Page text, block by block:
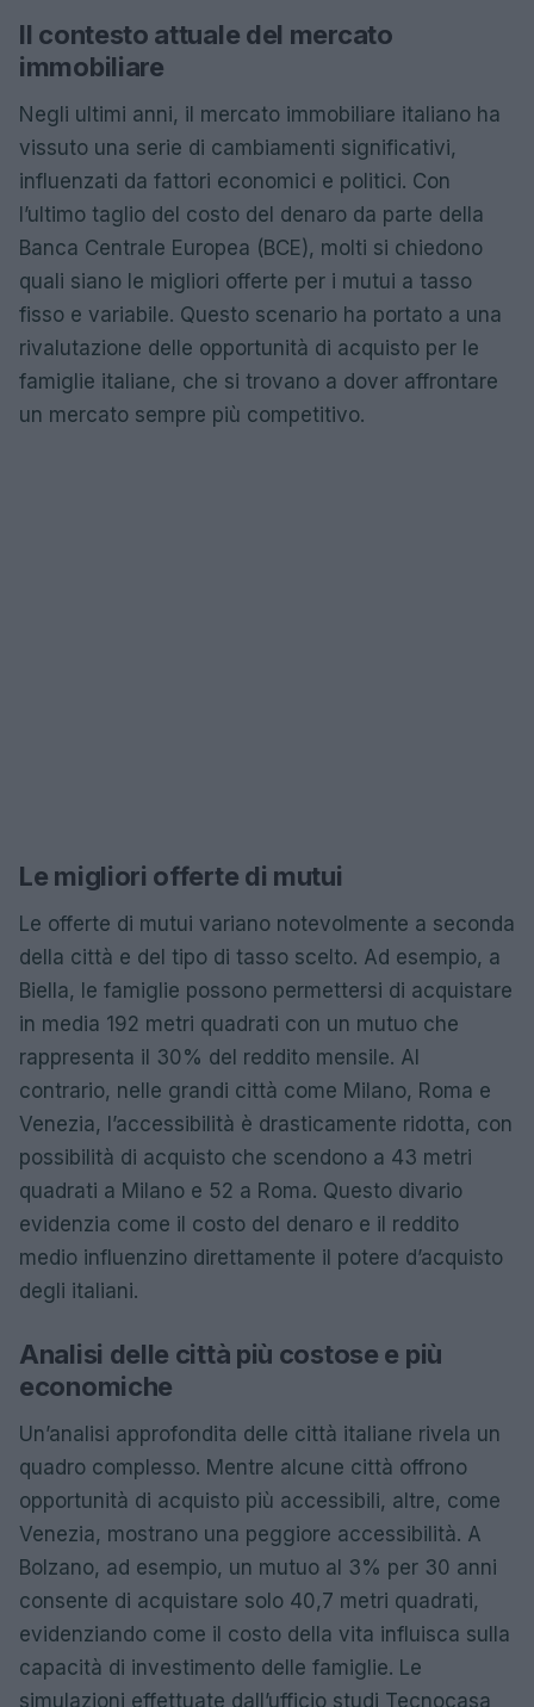
Il contesto attuale del mercato
immobiliare
Negli ultimi anni, il mercato immobiliare italiano ha
vissuto una serie di cambiamenti significativi,
influenzati da fattori economici e politici. Con
l’ultimo taglio del costo del denaro da parte della
Banca Centrale Europea (BCE), molti si chiedono
quali siano le migliori offerte per i mutui a tasso
fisso e variabile. Questo scenario ha portato a una
rivalutazione delle opportunità di acquisto per le
famiglie italiane, che si trovano a dover affrontare
un mercato sempre più competitivo.
Le migliori offerte di mutui
Le offerte di mutui variano notevolmente a seconda
della città e del tipo di tasso scelto. Ad esempio, a
Biella, le famiglie possono permettersi di acquistare
in media 192 metri quadrati con un mutuo che
rappresenta il 30% del reddito mensile. Al
contrario, nelle grandi città come Milano, Roma e
Venezia, l’accessibilità è drasticamente ridotta, con
possibilità di acquisto che scendono a 43 metri
quadrati a Milano e 52 a Roma. Questo divario
evidenzia come il costo del denaro e il reddito
medio influenzino direttamente il potere d’acquisto
degli italiani.
Analisi delle città più costose e più
economiche
Un’analisi approfondita delle città italiane rivela un
quadro complesso. Mentre alcune città offrono
opportunità di acquisto più accessibili, altre, come
Venezia, mostrano una peggiore accessibilità. A
Bolzano, ad esempio, un mutuo al 3% per 30 anni
consente di acquistare solo 40,7 metri quadrati,
evidenziando come il costo della vita influisca sulla
capacità di investimento delle famiglie. Le
simulazioni effettuate dall’ufficio studi Tecnocasa